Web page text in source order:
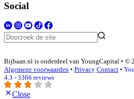
Social
Bijbaan.nl is onderdeel van YoungCapital • ©
Algemene voorwaarden • Privacy Contact •
4.3 - 3366 reviews
Close